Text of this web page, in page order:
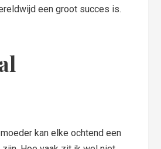
een groot succes is.
kan elke ochtend een